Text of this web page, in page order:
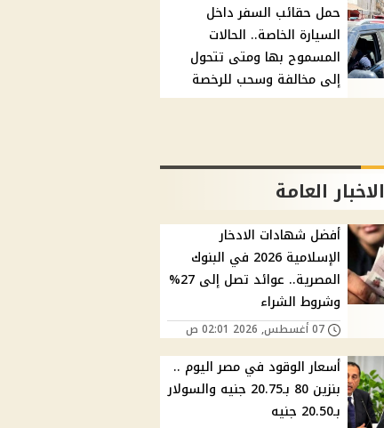
حمل حقائب السفر داخل
السيارة الخاصة.. الحالات
المسموح بها ومتى تتحول
إلى مخالفة وسحب للرخصة
الاخبار العامة
أفضل شهادات الادخار
الإسلامية 2026 في البنوك
المصرية.. عوائد تصل إلى 27%
وشروط الشراء
07 أغسطس, 2026 02:01 ص
أسعار الوقود في مصر اليوم ..
بنزين 80 بـ20.75 جنيه والسولار
بـ20.50 جنيه